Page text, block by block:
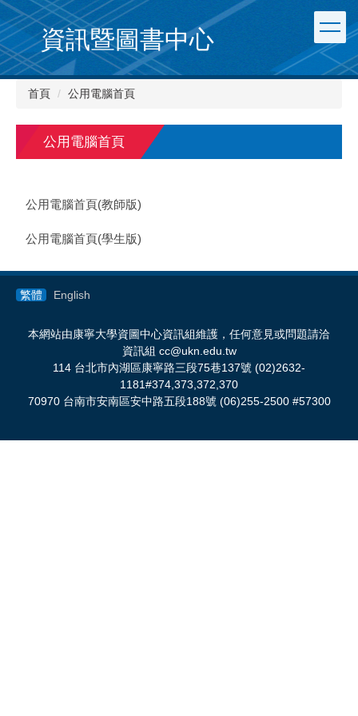
跳
到
主
要
內
資訊暨圖書中心
首頁 公用電腦首頁
公用電腦首頁
公用電腦首頁(教師版)
公用電腦首頁(學生版)
繁體 English
本網站由康寧大學資圖中心資訊組維護，任何意見或問題請洽
資訊組 cc@ukn.edu.tw
114 台北市內湖區康寧路三段75巷137號 (02)2632-
1181#374,373,372,370
70970 台南市安南區安中路五段188號 (06)255-2500 #57300